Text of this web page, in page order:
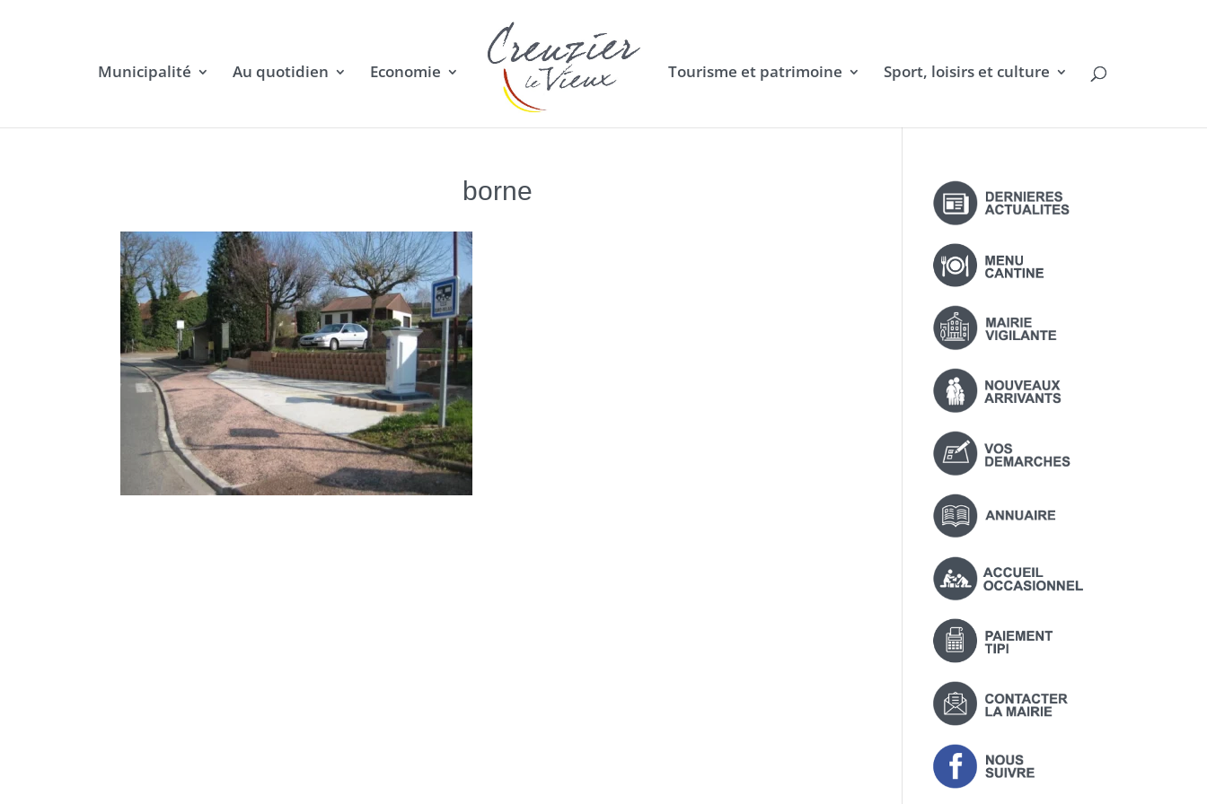
Municipalité Au quotidien Economie Tourisme et patrimoine Sport, loisirs et culture
borne